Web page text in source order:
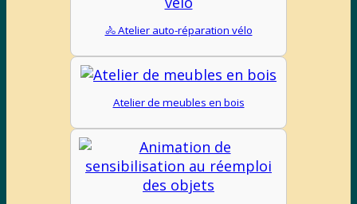
🚴 Atelier auto-réparation vélo
Atelier de meubles en bois